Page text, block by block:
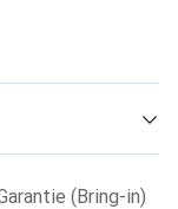
(Bring-in)